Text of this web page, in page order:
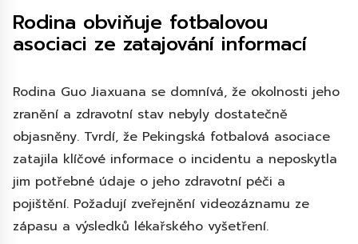
Rodina obviňuje fotbalovou
asociaci ze zatajování informací
Rodina Guo Jiaxuana se domnívá, že okolnosti jeho
zranění a zdravotní stav nebyly dostatečně
objasněny. Tvrdí, že Pekingská fotbalová asociace
zatajila klíčové informace o incidentu a neposkytla
jim potřebné údaje o jeho zdravotní péči a
pojištění. Požadují zveřejnění videozáznamu ze
zápasu a výsledků lékařského vyšetření.